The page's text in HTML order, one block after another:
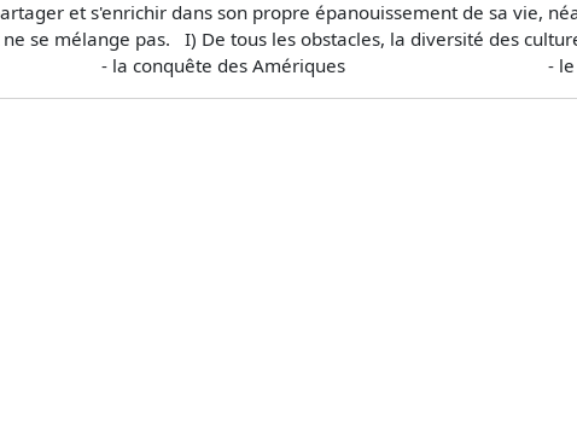
et s'enrichir dans son propre épanouissement de sa vie,
se mélange pas. I) De tous les obstacles, la diversité des
des Amériques - le génocide